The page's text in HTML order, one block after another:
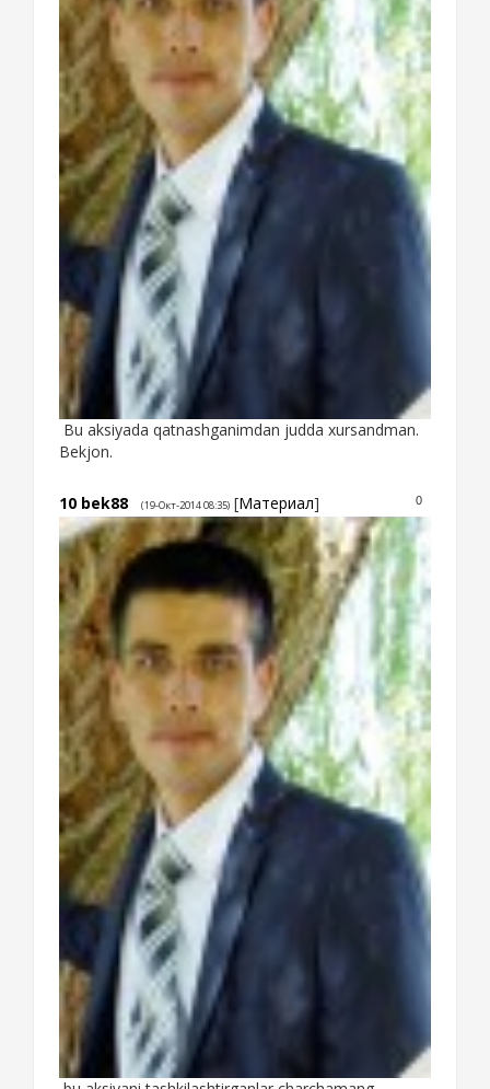
Bu aksiyada qatnashganimdan judda xursandman.
Bekjon.
0
10 bek88 (19-Окт-2014 08:35) [Материал]